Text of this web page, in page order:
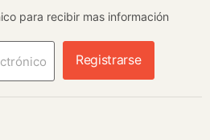
para recibir mas información
Registrarse